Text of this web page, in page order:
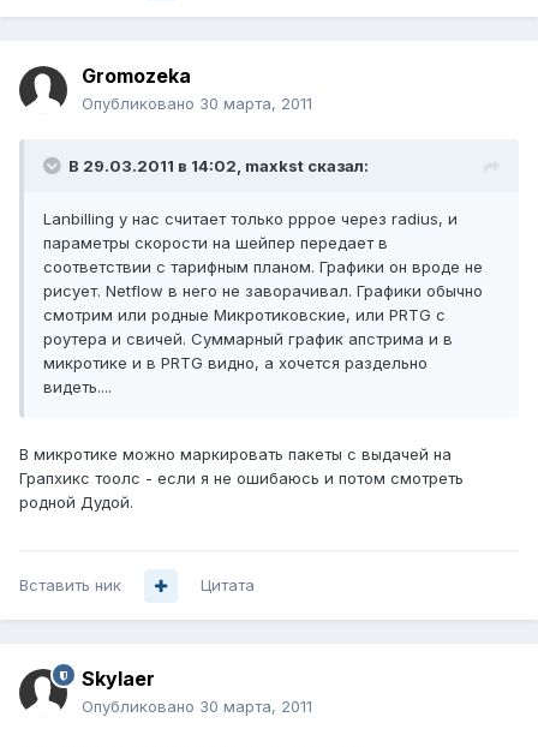
Gromozeka
Опубликовано 30 марта, 2011
В 29.03.2011 в 14:02, maxkst сказал:
Lanbilling у нас считает только pppoe через radius, и
параметры скорости на шейпер передает в
соответствии с тарифным планом. Графики он вроде не
рисует. Netflow в него не заворачивал. Графики обычно
смотрим или родные Микротиковские, или PRTG с
роутера и свичей. Суммарный график апстрима и в
микротике и в PRTG видно, а хочется раздельно
видеть....
В микротике можно маркировать пакеты с выдачей на
Грапхикс тоолс - если я не ошибаюсь и потом смотреть
родной Дудой.
Вставить ник Цитата
Skylaer
Опубликовано 30 марта, 2011